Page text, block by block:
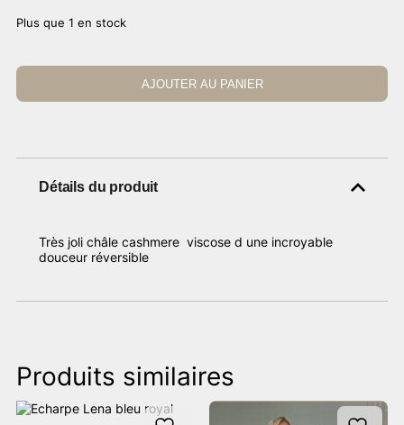
initial
37,00 €.15,00 €.
Plus que 1 en stock
AJOUTER AU PANIER
Détails du produit
Très joli châle cashmere viscose d une incroyable
douceur réversible
Produits similaires